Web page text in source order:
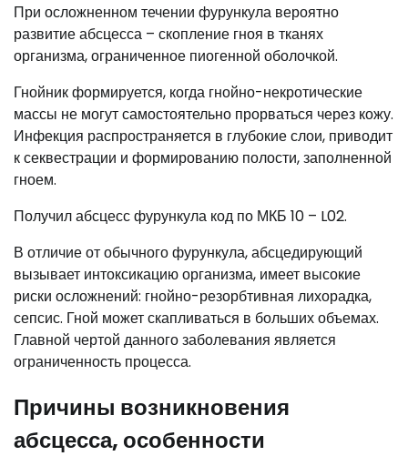
При осложненном течении фурункула вероятно
развитие абсцесса – скопление гноя в тканях
организма, ограниченное пиогенной оболочкой.
Гнойник формируется, когда гнойно-некротические
массы не могут самостоятельно прорваться через кожу.
Инфекция распространяется в глубокие слои, приводит
к секвестрации и формированию полости, заполненной
гноем.
Получил абсцесс фурункула код по МКБ 10 – L02.
В отличие от обычного фурункула, абсцедирующий
вызывает интоксикацию организма, имеет высокие
риски осложнений: гнойно-резорбтивная лихорадка,
сепсис. Гной может скапливаться в больших объемах.
Главной чертой данного заболевания является
ограниченность процесса.
Причины возникновения
абсцесса, особенности